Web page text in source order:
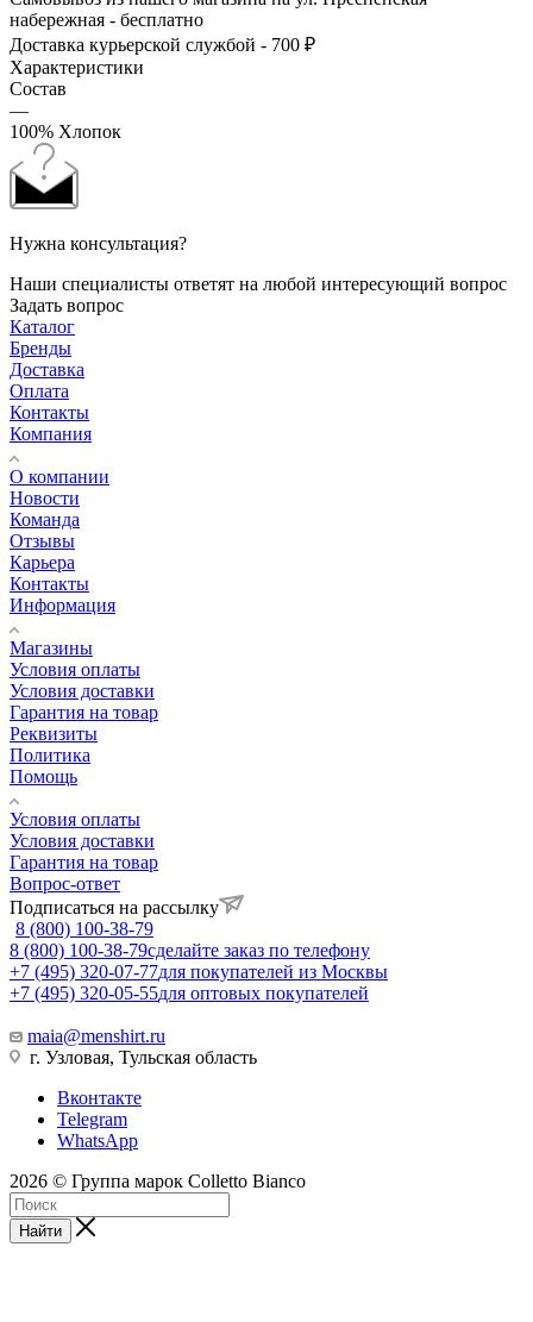
набережная - бесплатно
Доставка курьерской службой - 700 ₽
Характеристики
Состав
—
100% Хлопок
Нужна консультация?
Наши специалисты ответят на любой интересующий вопрос
Задать вопрос
Каталог
Бренды
Доставка
Оплата
Контакты
Компания
О компании
Новости
Команда
Отзывы
Карьера
Контакты
Информация
Магазины
Условия оплаты
Условия доставки
Гарантия на товар
Реквизиты
Политика
Помощь
Условия оплаты
Условия доставки
Гарантия на товар
Вопрос-ответ
Подписаться на рассылку
8 (800) 100-38-79
8 (800) 100-38-79сделайте заказ по телефону
+7 (495) 320-07-77для покупателей из Москвы
+7 (495) 320-05-55для оптовых покупателей
maia@menshirt.ru
г. Узловая, Тульская область
Вконтакте
Telegram
WhatsApp
2026 © Группа марок Colletto Bianco
Найти